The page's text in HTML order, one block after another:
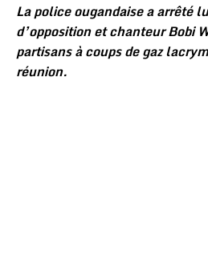
La police ougandaise a arrêté
d’opposition et chanteur Bobi
partisans à coups de gaz
réunion.